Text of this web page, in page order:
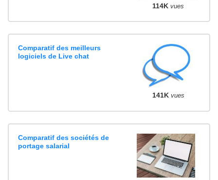
114K vues
Comparatif des meilleurs
logiciels de Live chat
141K vues
Comparatif des sociétés de
portage salarial